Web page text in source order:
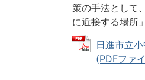
策の手法として
に近接する場所
日進市立
(PDFファ